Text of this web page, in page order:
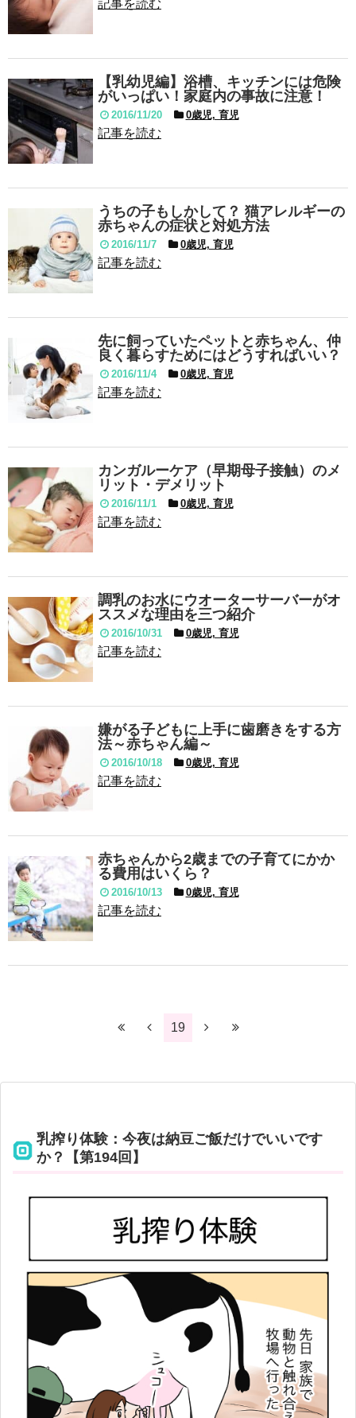
記事を読む
【乳幼児編】浴槽、キッチンには危険
がいっぱい！家庭内の事故に注意！
2016/11/20 0歳児, 育児
記事を読む
うちの子もしかして？ 猫アレルギーの
赤ちゃんの症状と対処方法
2016/11/7 0歳児, 育児
記事を読む
先に飼っていたペットと赤ちゃん、仲
良く暮らすためにはどうすればいい？
2016/11/4 0歳児, 育児
記事を読む
カンガルーケア（早期母子接触）のメ
リット・デメリット
2016/11/1 0歳児, 育児
記事を読む
調乳のお水にウオーターサーバーがオ
ススメな理由を三つ紹介
2016/10/31 0歳児, 育児
記事を読む
嫌がる子どもに上手に歯磨きをする方
法～赤ちゃん編～
2016/10/18 0歳児, 育児
記事を読む
赤ちゃんから2歳までの子育てにかか
る費用はいくら？
2016/10/13 0歳児, 育児
記事を読む
19
乳搾り体験：今夜は納豆ご飯だけでいいです
か？【第194回】